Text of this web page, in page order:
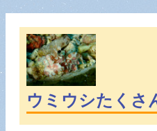
ウミウシたくさ